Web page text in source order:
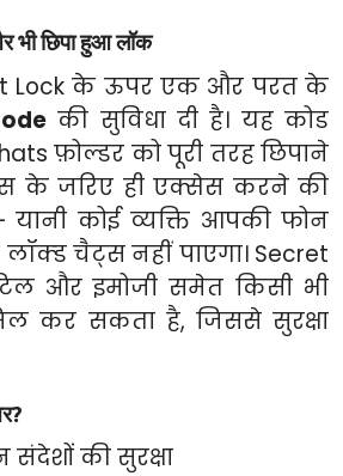
छिपा हुआ लॉक
Lock के ऊपर एक और परत के
की सुविधा दी है। यह कोड
फ़ोल्डर को पूरी तरह छिपाने
के जरिए ही एक्सेस करने की
कोई व्यक्ति आपकी फोन
चैट्स नहीं पाएगा। Secret
और इमोजी समेत किसी भी
कर सकता है, जिससे सुरक्षा
की सुरक्षा